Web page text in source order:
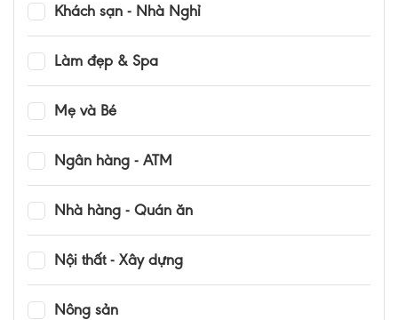
Khách sạn - Nhà Nghỉ
Làm đẹp & Spa
Mẹ và Bé
Ngân hàng - ATM
Nhà hàng - Quán ăn
Nội thất - Xây dựng
Nông sản